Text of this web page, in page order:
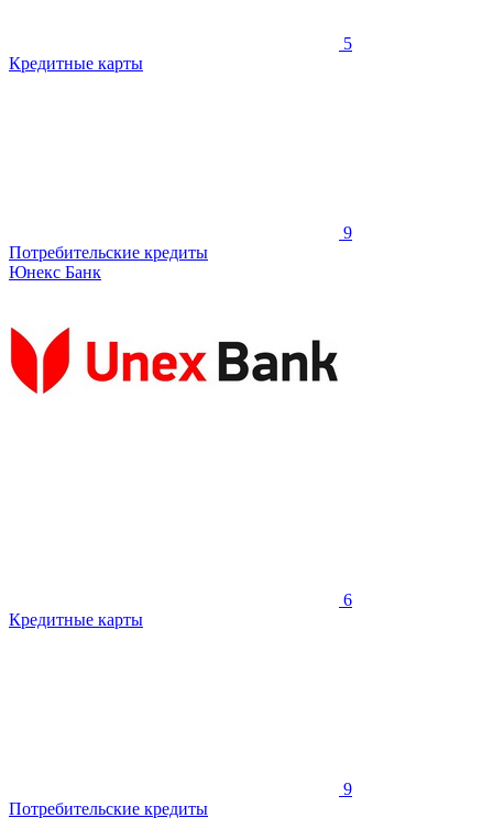
5
Кредитные карты
9
Потребительские кредиты
Юнекс Банк
6
Кредитные карты
9
Потребительские кредиты